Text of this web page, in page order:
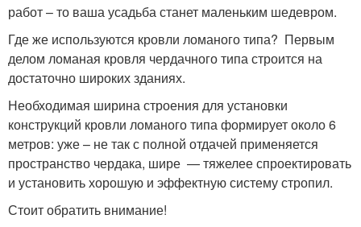
работ – то ваша усадьба станет маленьким шедевром.
Где же используются кровли ломаного типа? Первым
делом ломаная кровля чердачного типа строится на
достаточно широких зданиях.
Необходимая ширина строения для установки
конструкций кровли ломаного типа формирует около 6
метров: уже – не так с полной отдачей применяется
пространство чердака, шире — тяжелее спроектировать
и установить хорошую и эффектную систему стропил.
Стоит обратить внимание!